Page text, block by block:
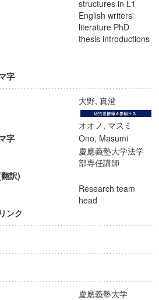
structures in L1
English writers'
literature PhD
thesis introductions
字
大野, 真澄
オオノ, マスミ
字
Ono, Masumi
慶應義塾大学法学
部専任講師
訳)
Research team
head
ンク
慶應義塾大学